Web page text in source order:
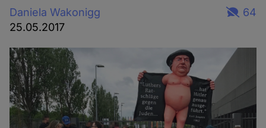
Daniela Wakonigg
25.05.2017
64